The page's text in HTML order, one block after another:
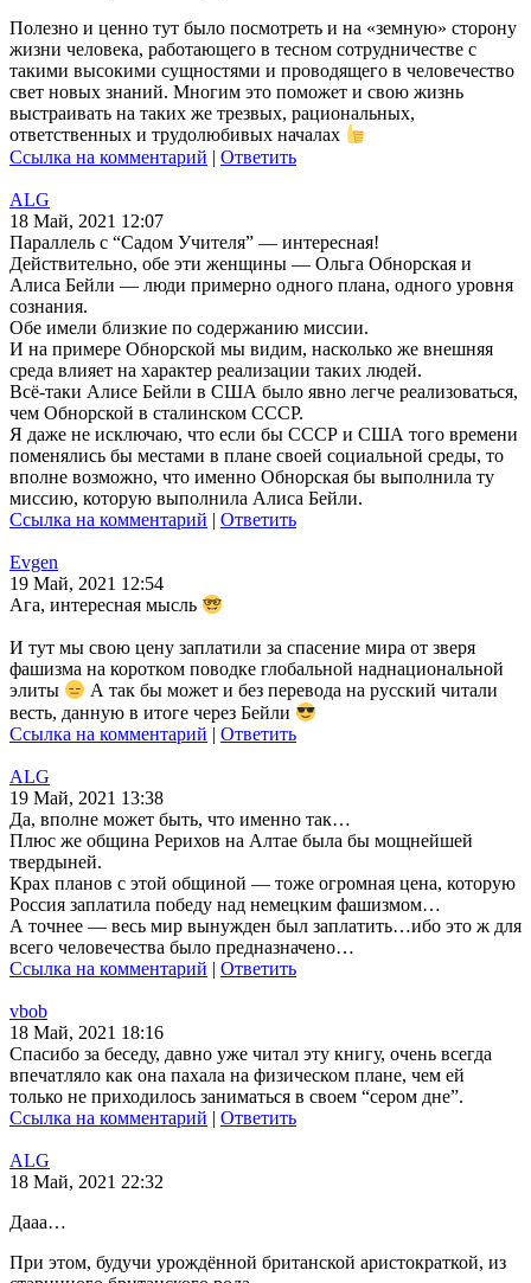
Полезно и ценно тут было посмотреть и на «земную» сторону
жизни человека, работающего в тесном сотрудничестве с
такими высокими сущностями и проводящего в человечество
свет новых знаний. Многим это поможет и свою жизнь
выстраивать на таких же трезвых, рациональных,
ответственных и трудолюбивых началах
Ссылка на комментарий | Ответить
ALG
18 Май, 2021 12:07
Параллель с “Садом Учителя” — интересная!
Действительно, обе эти женщины — Ольга Обнорская и
Алиса Бейли — люди примерно одного плана, одного уровня
сознания.
Обе имели близкие по содержанию миссии.
И на примере Обнорской мы видим, насколько же внешняя
среда влияет на характер реализации таких людей.
Всё-таки Алисе Бейли в США было явно легче реализоваться,
чем Обнорской в сталинском СССР.
Я даже не исключаю, что если бы СССР и США того времени
поменялись бы местами в плане своей социальной среды, то
вполне возможно, что именно Обнорская бы выполнила ту
миссию, которую выполнила Алиса Бейли.
Ссылка на комментарий | Ответить
Evgen
19 Май, 2021 12:54
Ага, интересная мысль
И тут мы свою цену заплатили за спасение мира от зверя
фашизма на коротком поводке глобальной наднациональной
элиты
А так бы может и без перевода на русский читали
весть, данную в итоге через Бейли
Ссылка на комментарий | Ответить
ALG
19 Май, 2021 13:38
Да, вполне может быть, что именно так…
Плюс же община Рерихов на Алтае была бы мощнейшей
твердыней.
Крах планов с этой общиной — тоже огромная цена, которую
Россия заплатила победу над немецким фашизмом…
А точнее — весь мир вынужден был заплатить…ибо это ж для
всего человечества было предназначено…
Ссылка на комментарий | Ответить
vbob
18 Май, 2021 18:16
Спасибо за беседу, давно уже читал эту книгу, очень всегда
впечатляло как она пахала на физическом плане, чем ей
только не приходилось заниматься в своем “сером дне”.
Ссылка на комментарий | Ответить
ALG
18 Май, 2021 22:32
Дааа…
При этом, будучи урождённой британской аристократкой, из